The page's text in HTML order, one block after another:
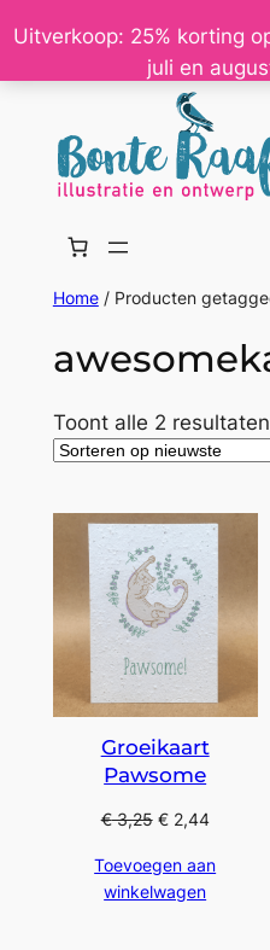
Uitverkoop: 25% korting
juli en
Ga
de
Home/ Producten
Toont alle 2 resultaten
Groeikaart
Pawsome
€3,25 €2,44
Toevoegen aan
winkelwagen